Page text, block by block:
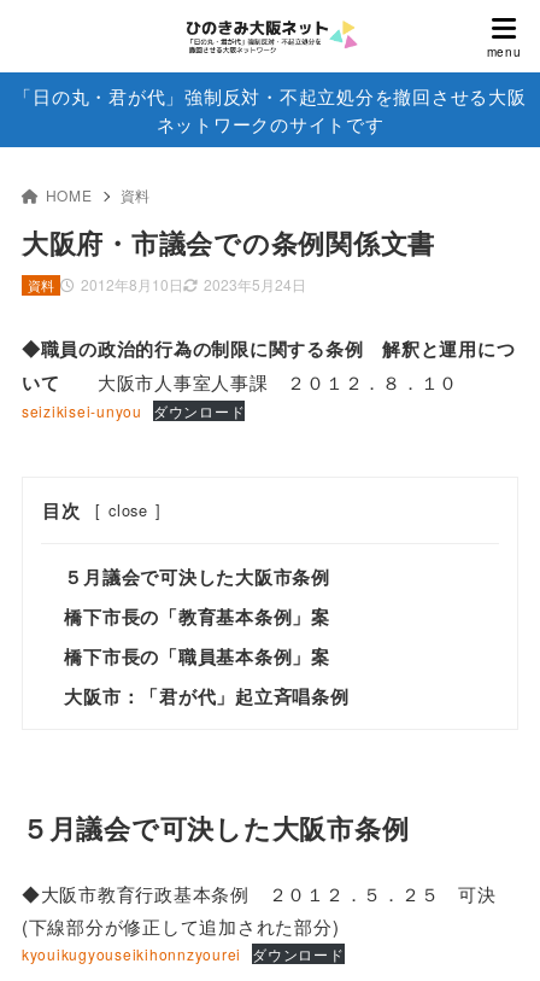
「日の丸・君が代」強制反対・不起立処分を撤回させる大阪
ネットワークのサイトです
HOME 資料
大阪府・市議会での条例関係文書
2012年8月10日 2023年5月24日
資料
◆職員の政治的行為の制限に関する条例 解釈と運用につ
いて 大阪市人事室人事課 ２０１２．８．１０
seizikisei-unyou ダウンロード
目次 [ close ]
５月議会で可決した大阪市条例
橋下市長の「教育基本条例」案
橋下市長の「職員基本条例」案
大阪市：「君が代」起立斉唱条例
５月議会で可決した大阪市条例
◆大阪市教育行政基本条例 ２０１２．５．２５ 可決
(下線部分が修正して追加された部分)
kyouikugyouseikihonnzyourei ダウンロード